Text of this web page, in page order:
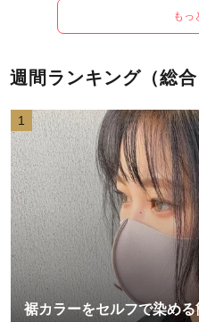
もっ
週間ランキング（総合
1
裾カラーをセルフで染め